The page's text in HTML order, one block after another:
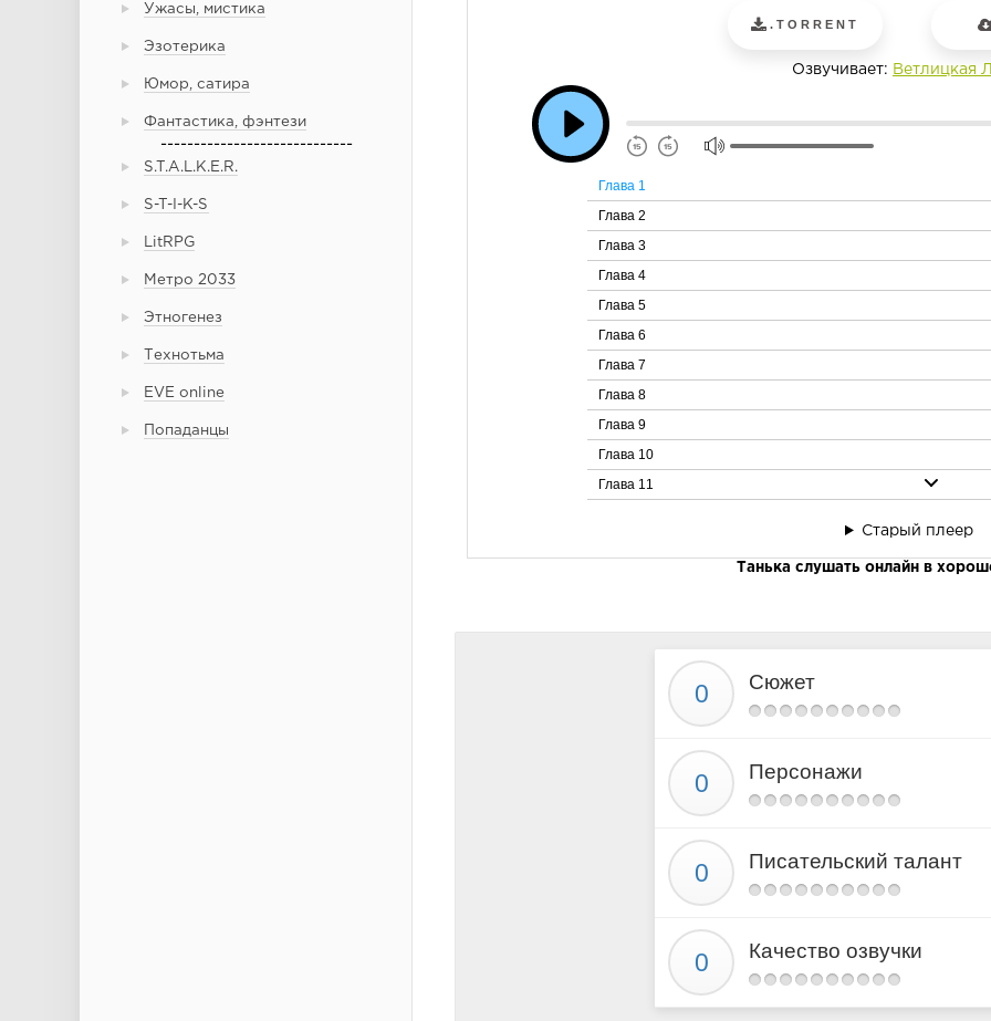
Ужасы, мистика
Эзотерика
Юмор, сатира
Фантастика, фэнтези
-----------------------------
S.T.A.L.K.E.R.
S-T-I-K-S
LitRPG
Метро 2033
Этногенез
Технотьма
EVE online
Попаданцы
.TORRENT
Озвучивает: Ветлицкая
Глава 1
Глава 2
Глава 3
Глава 4
Глава 5
Глава 6
Глава 7
Глава 8
Глава 9
Глава 10
Глава 11
Глава 16
Старый плеер
Танька слушать онлайн в
Сюжет
Персонажи
Писательский талант
Качество озвучки